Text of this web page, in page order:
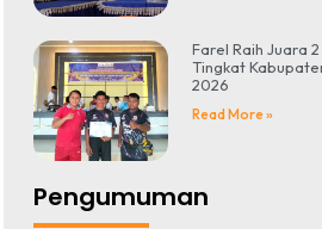
Farel Raih Juara 2
Tingkat
2026
Read More »
Pengumuman